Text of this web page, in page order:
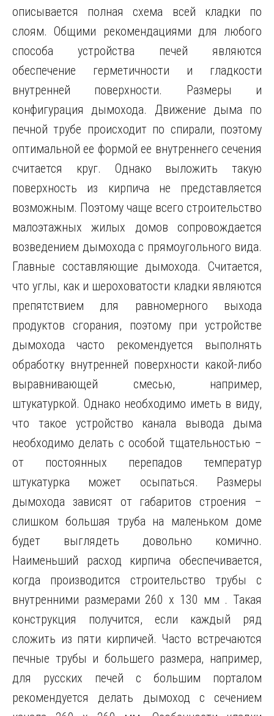
описывается полная схема всей кладки по
слоям. Общими рекомендациями для любого
способа устройства печей являются
обеспечение герметичности и гладкости
внутренней поверхности. Размеры и
конфигурация дымохода. Движение дыма по
печной трубе происходит по спирали, поэтому
оптимальной ее формой ее внутреннего сечения
считается круг. Однако выложить такую
поверхность из кирпича не представляется
возможным. Поэтому чаще всего строительство
малоэтажных жилых домов сопровождается
возведением дымохода с прямоугольного вида.
Главные составляющие дымохода. Считается,
что углы, как и шероховатости кладки являются
препятствием для равномерного выхода
продуктов сгорания, поэтому при устройстве
дымохода часто рекомендуется выполнять
обработку внутренней поверхности какой-либо
выравнивающей смесью, например,
штукатуркой. Однако необходимо иметь в виду,
что такое устройство канала вывода дыма
необходимо делать с особой тщательностью –
от постоянных перепадов температур
штукатурка может осыпаться. Размеры
дымохода зависят от габаритов строения –
слишком большая труба на маленьком доме
будет выглядеть довольно комично.
Наименьший расход кирпича обеспечивается,
когда производится строительство трубы с
внутренними размерами 260 х 130 мм . Такая
конструкция получится, если каждый ряд
сложить из пяти кирпичей. Часто встречаются
печные трубы и большего размера, например,
для русских печей с большим порталом
рекомендуется делать дымоход с сечением